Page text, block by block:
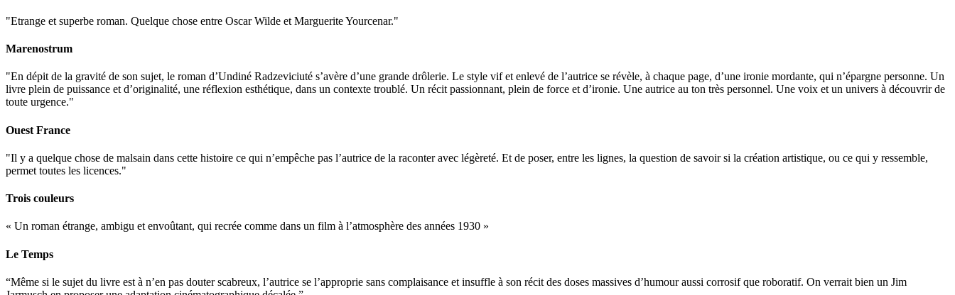
"Etrange et superbe roman. Quelque chose entre Oscar Wilde et Marguerite Yourcenar."
Marenostrum
"En dépit de la gravité de son sujet, le roman d’Undiné Radzeviciuté s’avère d’une grande drôlerie. Le style vif et enlevé de l’autrice se révèle, à chaque page, d’une ironie mordante, qui n’épargne personne. Un
livre plein de puissance et d’originalité, une réflexion esthétique, dans un contexte troublé. Un récit passionnant, plein de force et d’ironie. Une autrice au ton très personnel. Une voix et un univers à découvrir de
toute urgence."
Ouest France
"Il y a quelque chose de malsain dans cette histoire ce qui n’empêche pas l’autrice de la raconter avec légèreté. Et de poser, entre les lignes, la question de savoir si la création artistique, ou ce qui y ressemble,
permet toutes les licences."
Trois couleurs
« Un roman étrange, ambigu et envoûtant, qui recrée comme dans un film à l’atmosphère des années 1930 »
Le Temps
“Même si le sujet du livre est à n’en pas douter scabreux, l’autrice se l’approprie sans complaisance et insuffle à son récit des doses massives d’humour aussi corrosif que roboratif. On verrait bien un Jim